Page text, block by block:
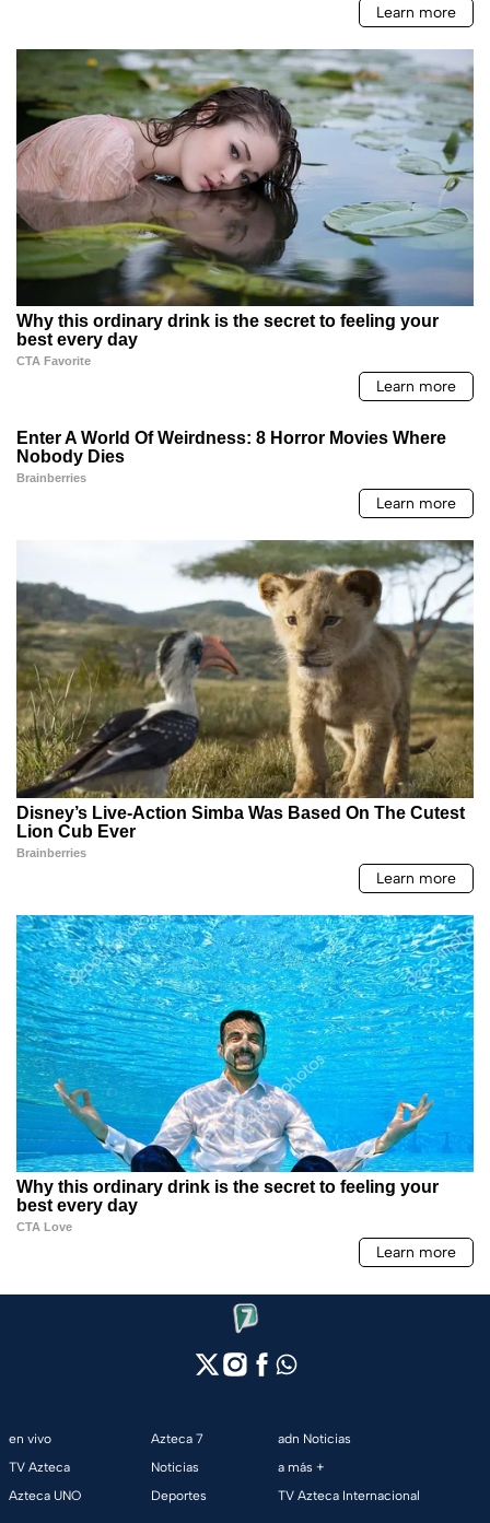
en vivo
TV Azteca
Azteca UNO
Azteca 7
Noticias
Deportes
adn Noticias
a más +
TV Azteca Internacional